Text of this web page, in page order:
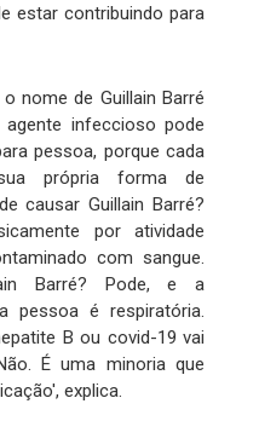
estar contribuindo para
nome de Guillain Barré
infeccioso pode
pessoa, porque cada
própria forma de
causar Guillain Barré?
por atividade
com sangue.
Barré? Pode, e a
pessoa é respiratória.
B ou covid-19 vai
É uma minoria que
explica.